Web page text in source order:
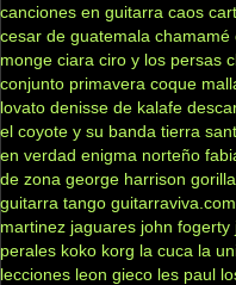
canciones en guitarra caos
cesar de guatemala chamamé
monge ciara ciro y los persas
conjunto primavera coque
lovato denisse de kalafe
el coyote y su banda tierra
en verdad enigma norteño
de zona george harrison
guitarra tango guitarraviva.com
martinez jaguares john fogerty
perales koko korg la cuca la
lecciones leon gieco les paul